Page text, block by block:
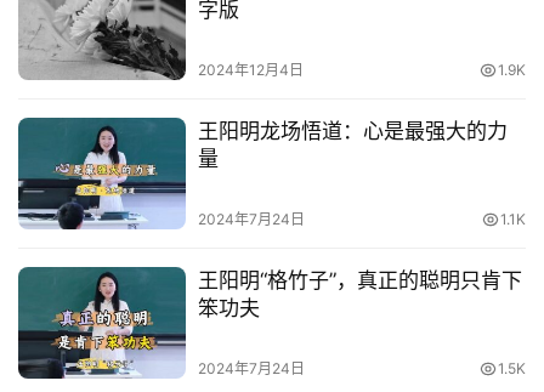
字版
2024年12月4日 1.9K
王阳明龙场悟道：心是最强大的力
量
2024年7月24日 1.1K
王阳明“格竹子”，真正的聪明只肯下
笨功夫
2024年7月24日 1.5K